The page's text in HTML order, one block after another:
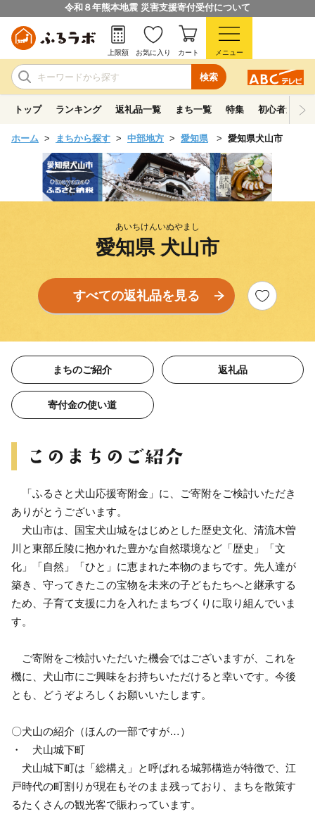
令和８年熊本地震 災害支援寄付受付について
検索
上限額 お気に入り カート メニュー
トップ ランキング 返礼品一覧 まち一覧 特集 初心者ガイド
ホーム まちから探す 中部地方 愛知県 愛知県犬山市
あいちけんいぬやまし
愛知県 犬山市
すべての返礼品を見る
まちのご紹介 返礼品
寄付金の使い道
「ふるさと犬山応援寄附金」に、ご寄附をご検討いただき
ありがとうございます。
犬山市は、国宝犬山城をはじめとした歴史文化、清流木曽
川と東部丘陵に抱かれた豊かな自然環境など「歴史」「文
化」「自然」「ひと」に恵まれた本物のまちです。先人達が
築き、守ってきたこの宝物を未来の子どもたちへと継承する
ため、子育て支援に力を入れたまちづくりに取り組んでいま
す。
ご寄附をご検討いただいた機会ではございますが、これを
機に、犬山市にご興味をお持ちいただけると幸いです。今後
とも、どうぞよろしくお願いいたします。
〇犬山の紹介（ほんの一部ですが…）
・ 犬山城下町
犬山城下町は「総構え」と呼ばれる城郭構造が特徴で、江
戸時代の町割りが現在もそのまま残っており、まちを散策す
るたくさんの観光客で賑わっています。